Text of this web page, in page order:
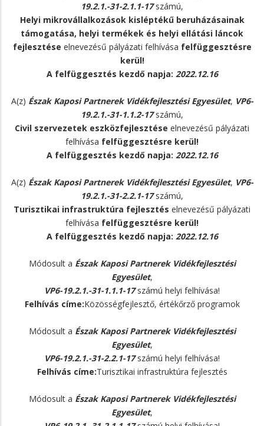
19.2.1.-31-2.1.1-17számú,
Helyi mikrovállalkozások kisléptékű beruházásainak
támogatása, helyi termékek és helyi ellátási láncok
fejlesztése elnevezésű pályázati felhívása felfüggesztésre
kerül!
A felfüggesztés kezdő napja: 2022.12.16
A(z) Észak Kaposi Partnerek Vidékfejlesztési Egyesület, VP6-
19.2.1.-31-1.1.2-17számú,
Civil szervezetek eszközfejlesztése elnevezésű pályázati
felhívása felfüggesztésre kerül!
A felfüggesztés kezdő napja: 2022.12.16
A(z) Észak Kaposi Partnerek Vidékfejlesztési Egyesület, VP6-
19.2.1.-31-2.2.1-17számú,
Turisztikai infrastruktúra fejlesztés elnevezésű pályázati
felhívása felfüggesztésre kerül!
A felfüggesztés kezdő napja: 2022.12.16
Módosult a Észak Kaposi Partnerek Vidékfejlesztési
Egyesület,
VP6-19.2.1.-31-1.1.1-17számú helyi felhívása!
Felhívás címe:Közösségfejlesztő, értékőrző programok
Módosult a Észak Kaposi Partnerek Vidékfejlesztési
Egyesület,
VP6-19.2.1.-31-2.2.1-17számú helyi felhívása!
Felhívás címe:Turisztikai infrastruktúra fejlesztés
Módosult a Észak Kaposi Partnerek Vidékfejlesztési
Egyesület,